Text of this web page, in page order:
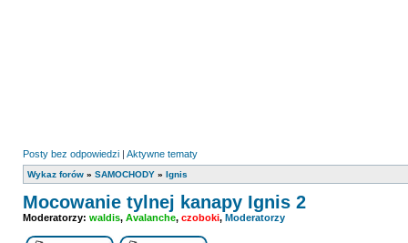
Posty bez odpowiedzi | Aktywne tematy
Wykaz forów » SAMOCHODY » Ignis
Mocowanie tylnej kanapy Ignis 2
Moderatorzy: waldis, Avalanche, czoboki, Moderatorzy